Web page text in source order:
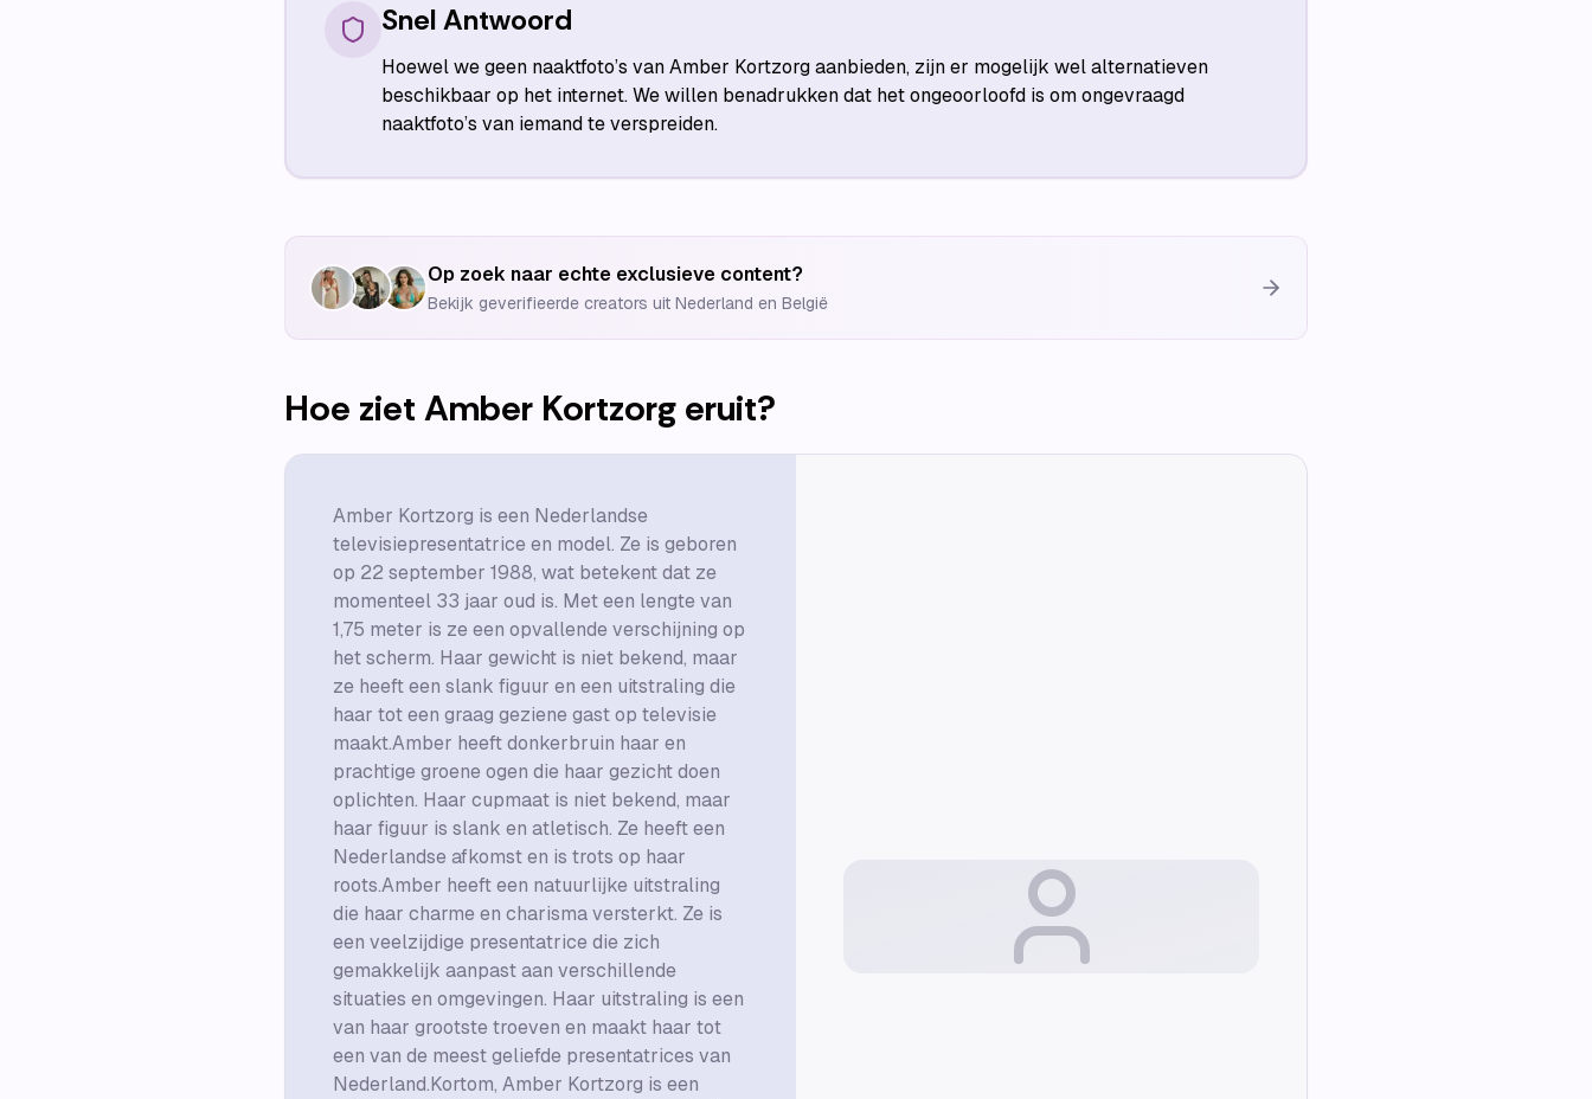
Snel Antwoord
Hoewel we geen naaktfoto’s van Amber Kortzorg aanbieden, zijn er mogelijk wel alternatieven
beschikbaar op het internet. We willen benadrukken dat het ongeoorloofd is om ongevraagd
naaktfoto’s van iemand te verspreiden.
Op zoek naar echte exclusieve content?
Bekijk geverifieerde creators uit Nederland en België
Hoe ziet Amber Kortzorg eruit?
Amber Kortzorg is een Nederlandse
televisiepresentatrice en model. Ze is geboren
op 22 september 1988, wat betekent dat ze
momenteel 33 jaar oud is. Met een lengte van
1,75 meter is ze een opvallende verschijning op
het scherm. Haar gewicht is niet bekend, maar
ze heeft een slank figuur en een uitstraling die
haar tot een graag geziene gast op televisie
maakt.Amber heeft donkerbruin haar en
prachtige groene ogen die haar gezicht doen
oplichten. Haar cupmaat is niet bekend, maar
haar figuur is slank en atletisch. Ze heeft een
Nederlandse afkomst en is trots op haar
roots.Amber heeft een natuurlijke uitstraling
die haar charme en charisma versterkt. Ze is
een veelzijdige presentatrice die zich
gemakkelijk aanpast aan verschillende
situaties en omgevingen. Haar uitstraling is een
van haar grootste troeven en maakt haar tot
een van de meest geliefde presentatrices van
Nederland.Kortom, Amber Kortzorg is een